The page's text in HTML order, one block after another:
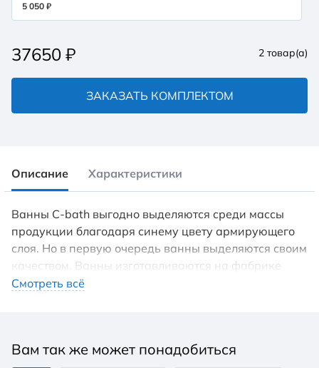
5 050 ₽
ЗАКАЗАТЬ КОМПЛЕКТОМ
2 товар(а)
37650 ₽
Описание Характеристики
Ванны С-bath выгодно выделяются среди массы
продукции благодаря синему цвету армирующего
слоя. Но в первую очередь ванны выделяются своим
качеством. Ванны изготавливаются на фабрике
Centrum (Польша). Акриловая сантехника Centrum
всем международным стандартам качества. Для
Смотреть всё
Вам так же может понадобиться